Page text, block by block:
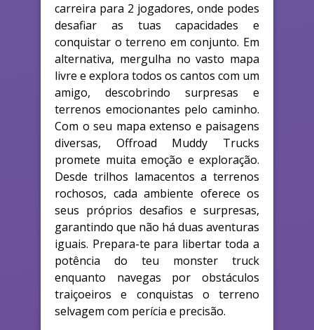
carreira para 2 jogadores, onde podes
desafiar as tuas capacidades e
conquistar o terreno em conjunto. Em
alternativa, mergulha no vasto mapa
livre e explora todos os cantos com um
amigo, descobrindo surpresas e
terrenos emocionantes pelo caminho.
Com o seu mapa extenso e paisagens
diversas, Offroad Muddy Trucks
promete muita emoção e exploração.
Desde trilhos lamacentos a terrenos
rochosos, cada ambiente oferece os
seus próprios desafios e surpresas,
garantindo que não há duas aventuras
iguais. Prepara-te para libertar toda a
potência do teu monster truck
enquanto navegas por obstáculos
traiçoeiros e conquistas o terreno
selvagem com perícia e precisão.